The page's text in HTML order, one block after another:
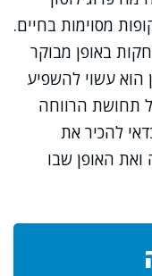
מסוימות בחיים.
באופן מבוקר
הוא עשוי להשפיע
תחושת הרווחה
להכיר את
ואת האופן שבו